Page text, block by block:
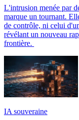
L'intrusion menée par
marque un tournant.
de contrôle, ni celui
révélant un nouveau
frontière.
IA souveraine